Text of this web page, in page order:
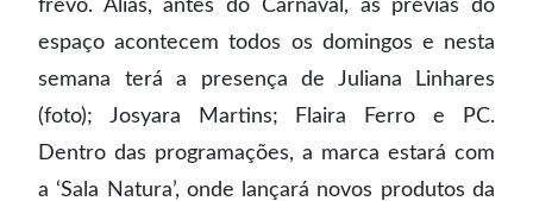
frevo. Aliás, antes do Carnaval, as prévias do
espaço acontecem todos os domingos e nesta
semana terá a presença de Juliana Linhares
(foto); Josyara Martins; Flaira Ferro e PC.
Dentro das programações, a marca estará com
a ‘Sala Natura’, onde lançará novos produtos da